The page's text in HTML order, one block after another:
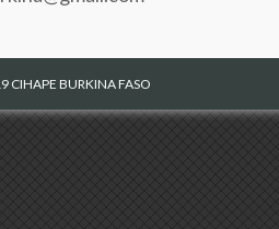
CIHAPE BURKINA FASO